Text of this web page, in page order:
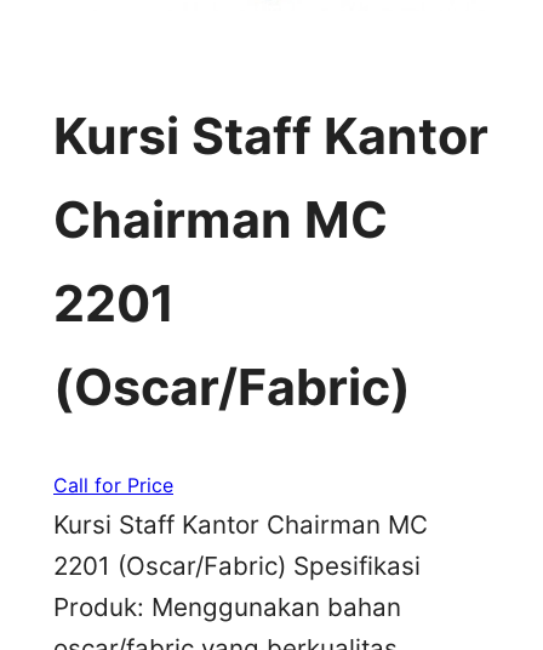
Kursi Staff Kantor
Chairman MC
2201
(Oscar/Fabric)
Call for Price
Kursi Staff Kantor Chairman MC
2201 (Oscar/Fabric) Spesifikasi
Produk: Menggunakan bahan